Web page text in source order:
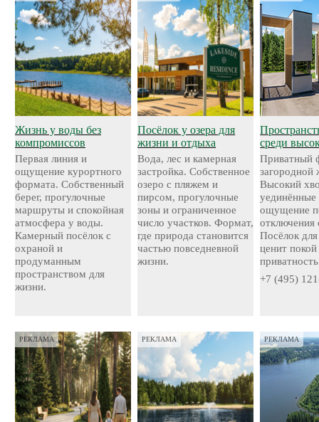
Жизнь у воды без
компромиссов
Первая линия и
ощущение курортного
формата. Собственный
берег, прогулочные
маршруты и спокойная
атмосфера у воды.
Камерный посёлок с
охраной и
продуманным
пространством для
жизни.
Посёлок у озера для
жизни и отдыха
Вода, лес и камерная
застройка. Собственное
озеро с пляжем и
пирсом, прогулочные
зоны и ограниченное
число участков. Формат,
где природа становится
частью повседневной
жизни.
среди
Приватный
загородной
Высокий
уединённые
ощущение
отключения
Посёлок
ценит
приватность
+7 (495)
РЕКЛАМА РЕКЛАМА РЕКЛАМА